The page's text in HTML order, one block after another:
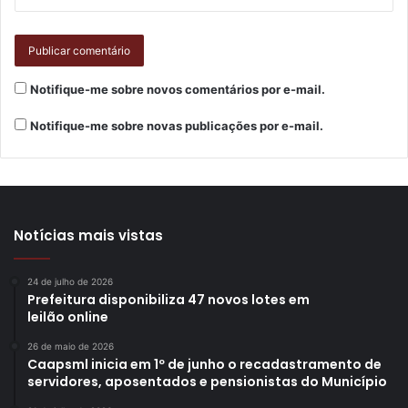
pena para participar”, comentou.
Outra participante satisfeita e animada é Joana Maria
Notifique-me sobre novos comentários por e-mail.
Notifique-me sobre novas publicações por e-mail.
Notícias mais vistas
24 de julho de 2026
Prefeitura disponibiliza 47 novos lotes em
leilão online
26 de maio de 2026
Caapsml inicia em 1º de junho o recadastramento de
servidores, aposentados e pensionistas do Município